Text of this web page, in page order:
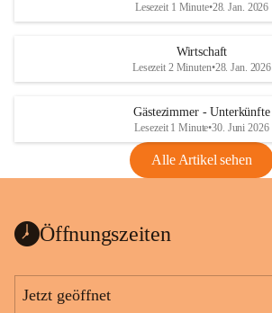
Lesezeit 1 Minute•28. Jan. 2026
Wirtschaft
Lesezeit 2 Minuten•28. Jan. 2026
Gästezimmer - Unterkünfte
Lesezeit 1 Minute•30. Juni 2026
Alle Artikel sehen
Öffnungszeiten
Jetzt geöffnet